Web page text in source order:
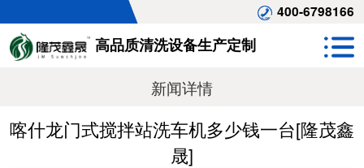
400-6798166
高品质清洗设备生产定制
新闻详情
喀什龙门式搅拌站洗车机多少钱一台[隆茂鑫
晟]